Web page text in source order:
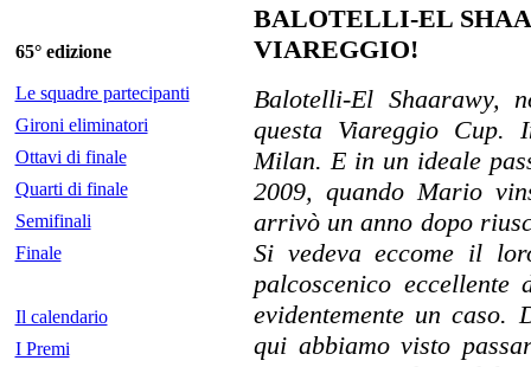
65° edizione
Le squadre partecipanti
Gironi eliminatori
Ottavi di finale
Quarti di finale
Semifinali
Finale
Il calendario
I Premi
BALOTELLI-EL
VIAREGGIO!
Balotelli-El Shaarawy,
questa Viareggio Cup.
Milan. E in un ideale
2009, quando Mario
arrivò un anno dopo
Si vedeva eccome il
palcoscenico
evidentemente un
qui abbiamo visto